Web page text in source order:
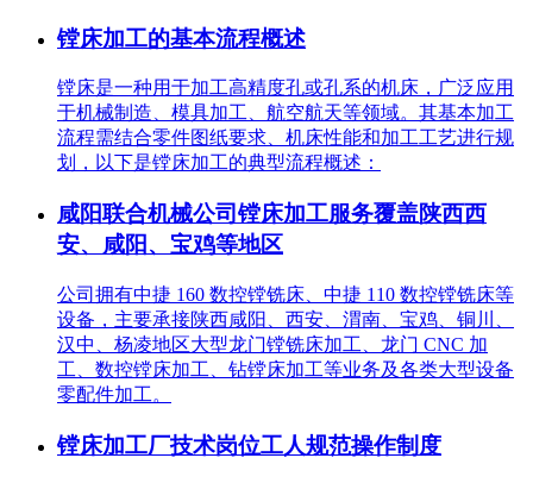
镗床加工的基本流程概述
镗床是一种用于加工高精度孔或孔系的机床，广泛应用
于机械制造、模具加工、航空航天等领域。其基本加工
流程需结合零件图纸要求、机床性能和加工工艺进行规
划，以下是镗床加工的典型流程概述：
咸阳联合机械公司镗床加工服务覆盖陕西西
安、咸阳、宝鸡等地区
公司拥有中捷 160 数控镗铣床、中捷 110 数控镗铣床等
设备，主要承接陕西咸阳、西安、渭南、宝鸡、铜川、
汉中、杨凌地区大型龙门镗铣床加工、龙门 CNC 加
工、数控镗床加工、钻镗床加工等业务及各类大型设备
零配件加工。
镗床加工厂技术岗位工人规范操作制度